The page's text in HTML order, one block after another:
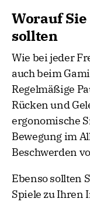
Worauf
sollten
Wie bei jeder
auch beim
Regelmäßige
Rücken und
ergonomische
Bewegung im
Beschwerden
Ebenso sollten
Spiele zu Ihren